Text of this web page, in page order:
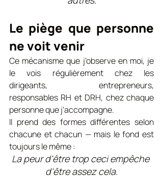
Le piège que personne
ne voit venir
Ce mécanisme que j'observe en moi, je
le vois régulièrement chez les
dirigeants, entrepreneurs,
responsables RH et DRH, chez chaque
personne que j'accompagne.
Il prend des formes différentes selon
chacune et chacun — mais le fond est
toujours le même :
La peur d'être trop ceci empêche
d'être assez cela.